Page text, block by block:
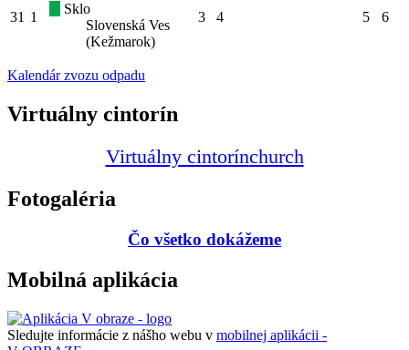
31 1
Sklo
Slovenská Ves
(Kežmarok)
3 4 5 6
Kalendár zvozu odpadu
Virtuálny cintorín
Virtuálny cintorínchurch
Fotogaléria
Čo všetko dokážeme
Mobilná aplikácia
Sledujte informácie z nášho webu v mobilnej aplikácii -